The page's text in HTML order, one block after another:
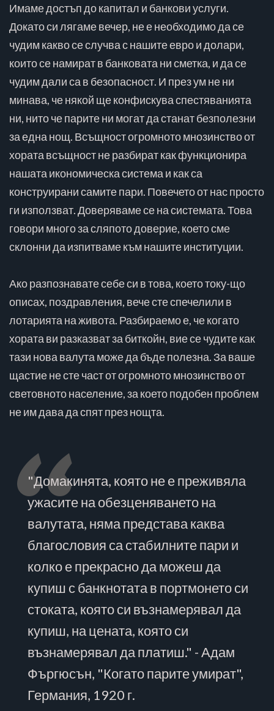
Имаме достъп до капитал и банкови услуги.
Докато си лягаме вечер, не е необходимо да се
чудим какво се случва с нашите евро и долари,
които се намират в банковата ни сметка, и да се
чудим дали са в безопасност. И през ум не ни
минава, че някой ще конфискува спестяванията
ни, нито че парите ни могат да станат безполезни
за една нощ. Всъщност огромното мнозинство от
хората всъщност не разбират как функционира
нашата икономическа система и как са
конструирани самите пари. Повечето от нас просто
ги използват. Доверяваме се на системата. Това
говори много за сляпото доверие, което сме
склонни да изпитваме към нашите институции.
Ако разпознавате себе си в това, което току-що
описах, поздравления, вече сте спечелили в
лотарията на живота. Разбираемо е, че когато
хората ви разказват за биткойн, вие се чудите как
тази нова валута може да бъде полезна. За ваше
щастие не сте част от огромното мнозинство от
световното население, за което подобен проблем
не им дава да спят през нощта.
"Домакинята, която не е преживяла
ужасите на обезценяването на
валутата, няма представа каква
благословия са стабилните пари и
колко е прекрасно да можеш да
купиш с банкнотата в портмонето си
стоката, която си възнамерявал да
купиш, на цената, която си
възнамерявал да платиш." - Адам
Фъргюсън, "Когато парите умират",
Германия, 1920 г.